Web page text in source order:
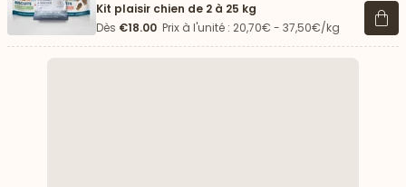
Kit plaisir chien de 2 à 25 kg
Dès €18.00 Prix à l'unité : 20,70€ - 37,50€/kg Voir